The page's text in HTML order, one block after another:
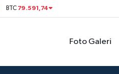
BTC 79.591,74
Foto Galeri